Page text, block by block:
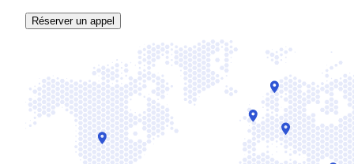
Réserver un appel